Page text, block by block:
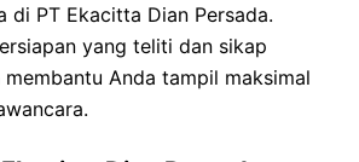
di PT Ekacitta Dian Persada.
yang teliti dan sikap
Anda tampil maksimal